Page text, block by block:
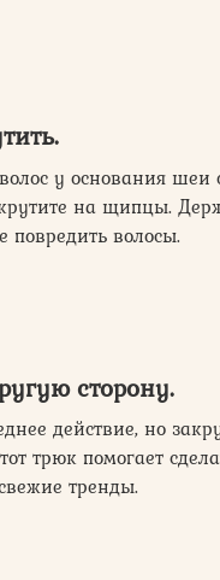
у основания
на щипцы.
повредить волосы.
сторону.
действие, но
трюк помогает
тренды.